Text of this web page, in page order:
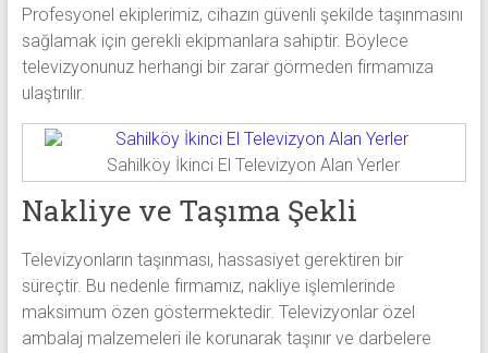
Profesyonel ekiplerimiz, cihazın güvenli şekilde taşınmasını
sağlamak için gerekli ekipmanlara sahiptir. Böylece
televizyonunuz herhangi bir zarar görmeden firmamıza
ulaştırılır.
Sahilköy İkinci El Televizyon Alan Yerler
Nakliye ve Taşıma Şekli
Televizyonların taşınması, hassasiyet gerektiren bir
süreçtir. Bu nedenle firmamız, nakliye işlemlerinde
maksimum özen göstermektedir. Televizyonlar özel
ambalaj malzemeleri ile korunarak taşınır ve darbelere